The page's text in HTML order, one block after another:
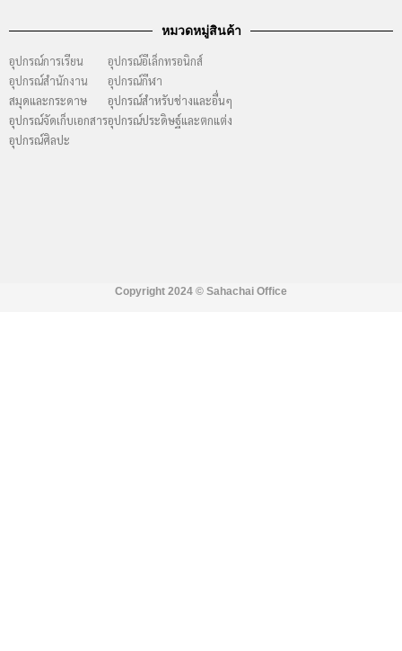
หมวดหมู่สินค้า
อุปกรณ์การเรียน
อุปกรณ์สำนักงาน
สมุดและกระดาษ
อุปกรณ์จัดเก็บเอกสาร
อุปกรณ์ศิลปะ
อุปกรณ์อีเล็กทรอนิกส์
อุปกรณ์กีฬา
อุปกรณ์สำหรับช่างและอื่นๆ
อุปกรณ์ประดิษฐ์และตกแต่ง
Copyright 2024 © Sahachai Office